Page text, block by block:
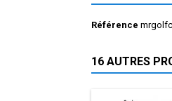
Référence
16 AUTRES